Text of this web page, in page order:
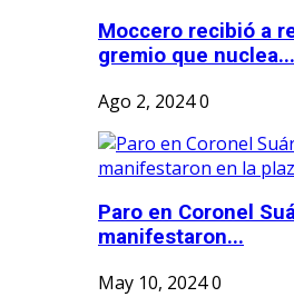
Moccero recibió a
gremio que nuclea...
Ago 2, 20240
Paro en Coronel
manifestaron...
May 10, 20240